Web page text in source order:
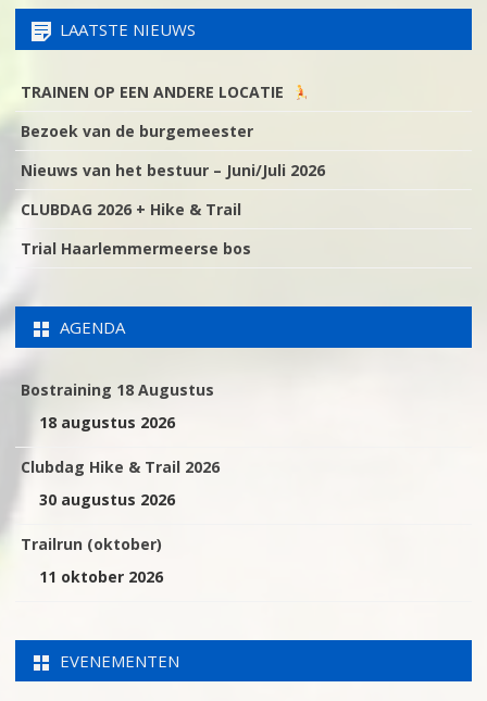
LAATSTE NIEUWS
TRAINEN OP EEN ANDERE LOCATIE
Bezoek van de burgemeester
Nieuws van het bestuur – Juni/Juli 2026
CLUBDAG 2026 + Hike & Trail
Trial Haarlemmermeerse bos
AGENDA
Bostraining 18 Augustus
18 augustus 2026
Clubdag Hike & Trail 2026
30 augustus 2026
Trailrun (oktober)
11 oktober 2026
EVENEMENTEN